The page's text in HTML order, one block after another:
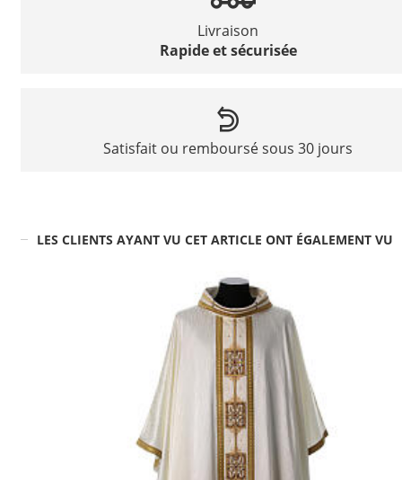
Livraison
Rapide et sécurisée
Satisfait ou remboursé sous 30 jours
LES CLIENTS AYANT VU CET ARTICLE ONT ÉGALEMENT VU